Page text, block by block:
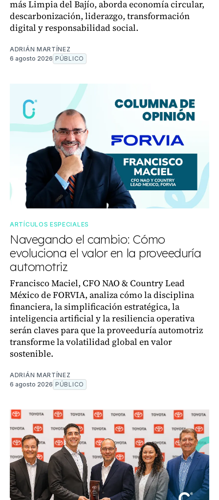
más Limpia del Bajío, aborda economía circular,
descarbonización, liderazgo, transformación
digital y responsabilidad social.
ADRIÁN MARTÍNEZ
6 agosto 2026 PÚBLICO
ARTÍCULOS ESPECIALES
Navegando el cambio: Cómo
evoluciona el valor en la proveeduría
automotriz
Francisco Maciel, CFO NAO & Country Lead
México de FORVIA, analiza cómo la disciplina
financiera, la simplificación estratégica, la
inteligencia artificial y la resiliencia operativa
serán claves para que la proveeduría automotriz
transforme la volatilidad global en valor
sostenible.
ADRIÁN MARTÍNEZ
6 agosto 2026 PÚBLICO